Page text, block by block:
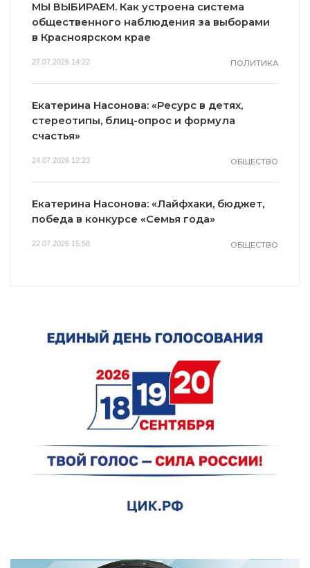
МЫ ВЫБИРАЕМ. Как устроена система
общественного наблюдения за выборами
в Красноярском крае
27.07.2026 14:22 ПОЛИТИКА
Екатерина Насонова: «Ресурс в детях,
стереотипы, блиц-опрос и формула
счастья»
24.07.2026 12:23 ОБЩЕСТВО
Екатерина Насонова: «Лайфхаки, бюджет,
победа в конкурсе «Семья года»
22.07.2026 15:58 ОБЩЕСТВО